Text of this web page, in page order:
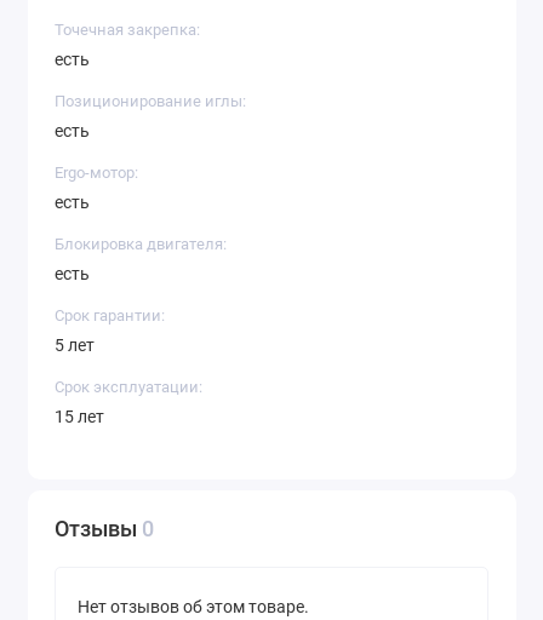
Точечная закрепка:
есть
Позиционирование иглы:
есть
Ergo-мотор:
есть
Блокировка двигателя:
есть
Срок гарантии:
5 лет
Срок эксплуатации:
15 лет
Отзывы 0
Нет отзывов об этом товаре.